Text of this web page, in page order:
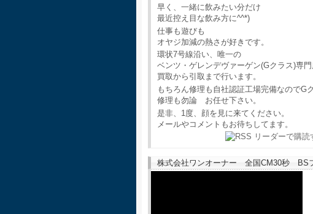
早く、一緒に飲みたい分だけ
最近控え目な飲み方に^^*)
仕事も遊びも
オヤジ加減の熱さが好きです。
環状7号線沿い、唯一の
ベンツ・ゲレンデヴァーゲン(Gクラス)専
買取から引取まで行います。
もちろん修理も自社認証工場完備なのでG
修理も勿論 お任せ下さい。
是非、1度、顔を見に来てください。
メールやコメントもお待ちしてます。
株式会社ワンオーナー 全国CM30秒 BS